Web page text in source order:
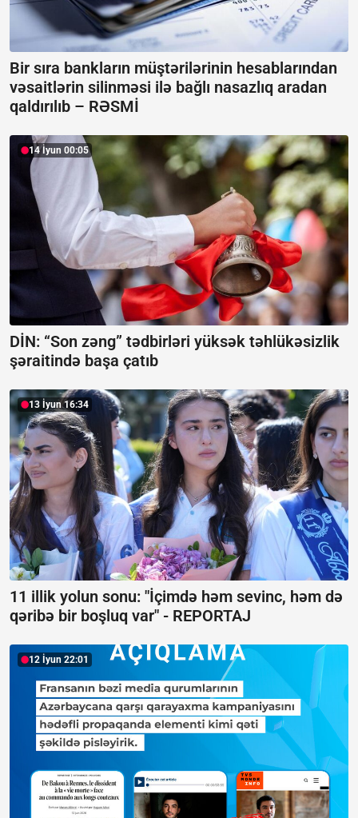
Bir sıra bankların müştərilərinin hesablarından
vəsaitlərin silinməsi ilə bağlı nasazlıq aradan
qaldırılıb – RƏSMİ
14 İyun 00:05
DİN: “Son zəng” tədbirləri yüksək təhlükəsizlik
şəraitində başa çatıb
13 İyun 16:34
11 illik yolun sonu: "İçimdə həm sevinc, həm də
qəribə bir boşluq var" - REPORTAJ
12 İyun 22:01